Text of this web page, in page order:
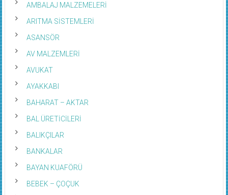
AMBALAJ MALZEMELERİ
ARITMA SİSTEMLERİ
ASANSÖR
AV MALZEMLERİ
AVUKAT
AYAKKABI
BAHARAT – AKTAR
BAL ÜRETİCİLERİ
BALIKÇILAR
BANKALAR
BAYAN KUAFÖRÜ
BEBEK – ÇOÇUK